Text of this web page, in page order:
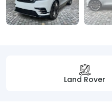
Land Rover